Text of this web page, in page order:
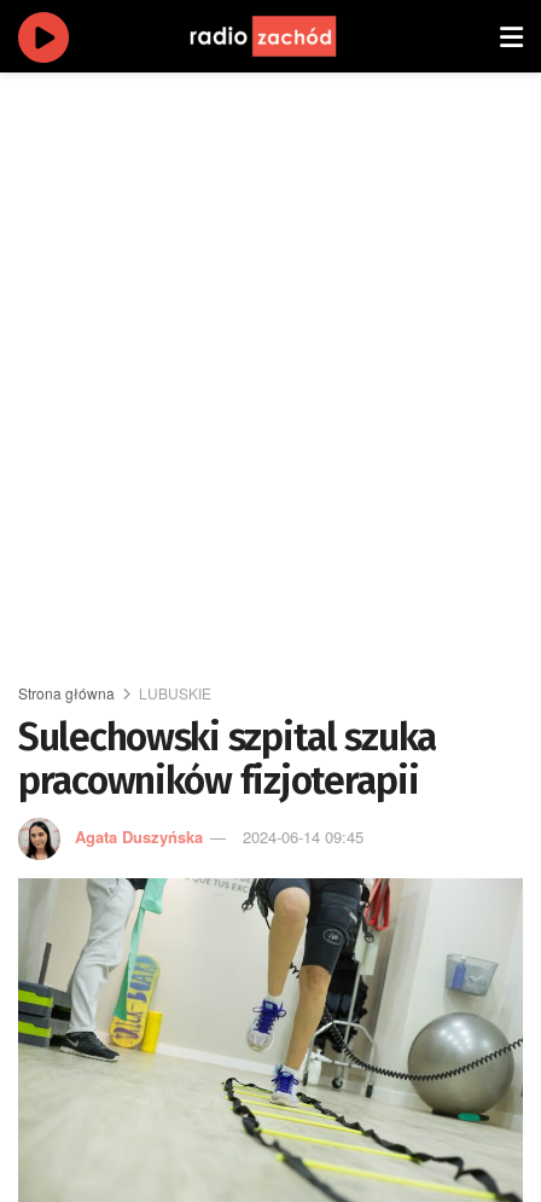
Strona główna LUBUSKIE
Sulechowski szpital szuka
pracowników fizjoterapii
Agata Duszyńska 2024-06-14 09:45